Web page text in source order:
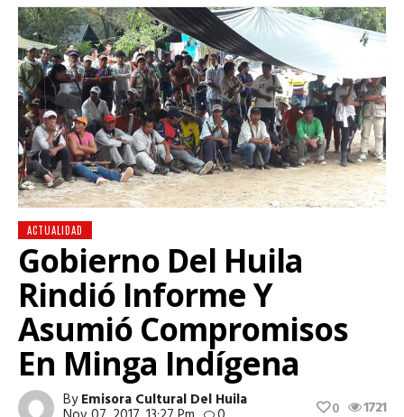
ACTUALIDAD
Gobierno Del Huila
Rindió Informe Y
Asumió Compromisos
En Minga Indígena
ByEmisora Cultural Del Huila 1721
0